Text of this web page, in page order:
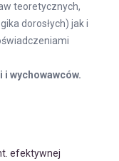
teoretycznych,
dorosłych) jak i
wychowawców.
efektywnej